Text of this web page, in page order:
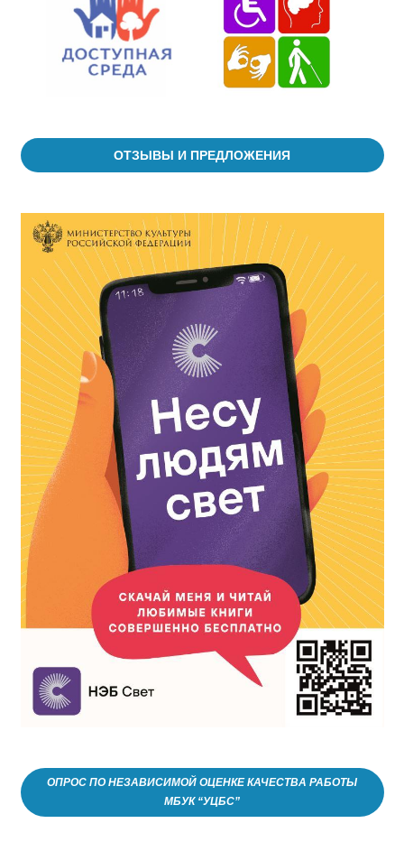
ОТЗЫВЫ И ПРЕДЛОЖЕНИЯ
ОПРОС ПО НЕЗАВИСИМОЙ ОЦЕНКЕ КАЧЕСТВА РАБОТЫ
МБУК “УЦБС”